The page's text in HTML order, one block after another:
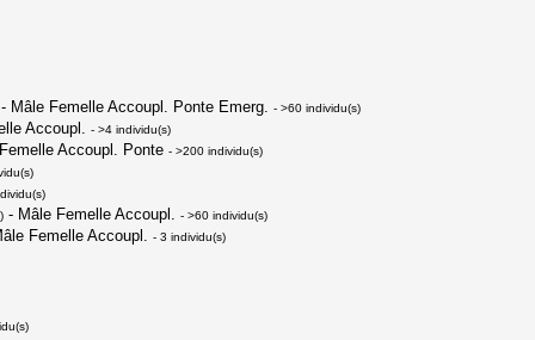
- Mâle Femelle Accoupl. Ponte Emerg. - >60 individu(s)
Accoupl. - >4 individu(s)
Accoupl. Ponte - >200 individu(s)
- Mâle Femelle Accoupl. - >60 individu(s)
Femelle Accoupl. - 3 individu(s)